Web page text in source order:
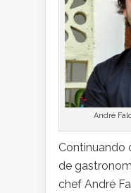
André
Continuando
de
chef André